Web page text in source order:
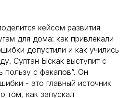
кейсом развития
для дома: как привлекали
допустили и как учились
Султан Ыскак выступит с
пользу с факапов”. Он
- это главный источник
том, как запускал